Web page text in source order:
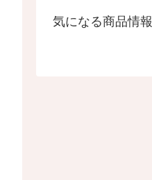
気になる商品情報